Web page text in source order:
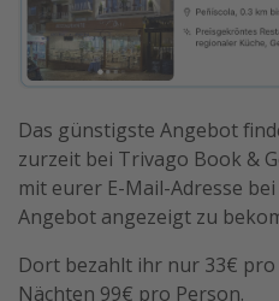
Das günstigste Angebot
zurzeit bei Trivago Book &
mit eurer E-Mail-Adresse
Angebot angezeigt zu
Dort bezahlt ihr nur 33€
Nächten 99€ pro Person.